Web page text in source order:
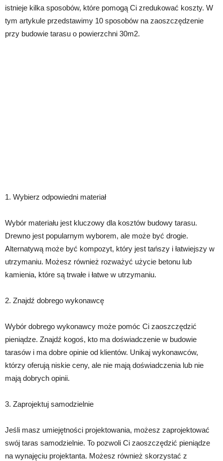
istnieje kilka sposobów, które pomogą Ci zredukować koszty. W
tym artykule przedstawimy 10 sposobów na zaoszczędzenie
przy budowie tarasu o powierzchni 30m2.
1. Wybierz odpowiedni materiał
Wybór materiału jest kluczowy dla kosztów budowy tarasu.
Drewno jest popularnym wyborem, ale może być drogie.
Alternatywą może być kompozyt, który jest tańszy i łatwiejszy w
utrzymaniu. Możesz również rozważyć użycie betonu lub
kamienia, które są trwałe i łatwe w utrzymaniu.
2. Znajdź dobrego wykonawcę
Wybór dobrego wykonawcy może pomóc Ci zaoszczędzić
pieniądze. Znajdź kogoś, kto ma doświadczenie w budowie
tarasów i ma dobre opinie od klientów. Unikaj wykonawców,
którzy oferują niskie ceny, ale nie mają doświadczenia lub nie
mają dobrych opinii.
3. Zaprojektuj samodzielnie
Jeśli masz umiejętności projektowania, możesz zaprojektować
swój taras samodzielnie. To pozwoli Ci zaoszczędzić pieniądze
na wynajęciu projektanta. Możesz również skorzystać z